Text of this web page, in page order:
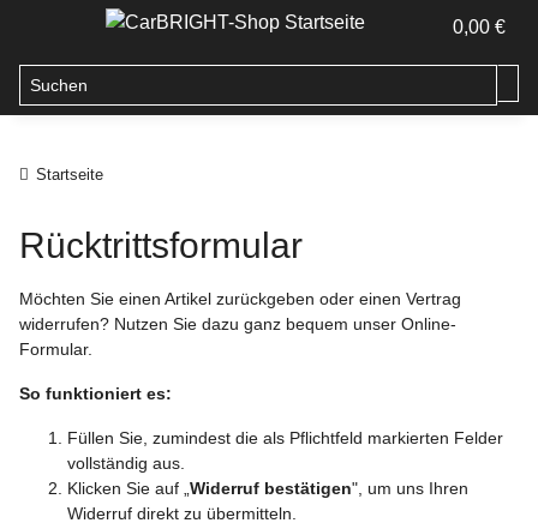
0,00 €
Startseite
Rücktrittsformular
Möchten Sie einen Artikel zurückgeben oder einen Vertrag
widerrufen? Nutzen Sie dazu ganz bequem unser Online-
Formular.
So funktioniert es:
Füllen Sie, zumindest die als Pflichtfeld markierten Felder
vollständig aus.
Klicken Sie auf „ Widerruf bestätigen", um uns Ihren
Widerruf direkt zu übermitteln.